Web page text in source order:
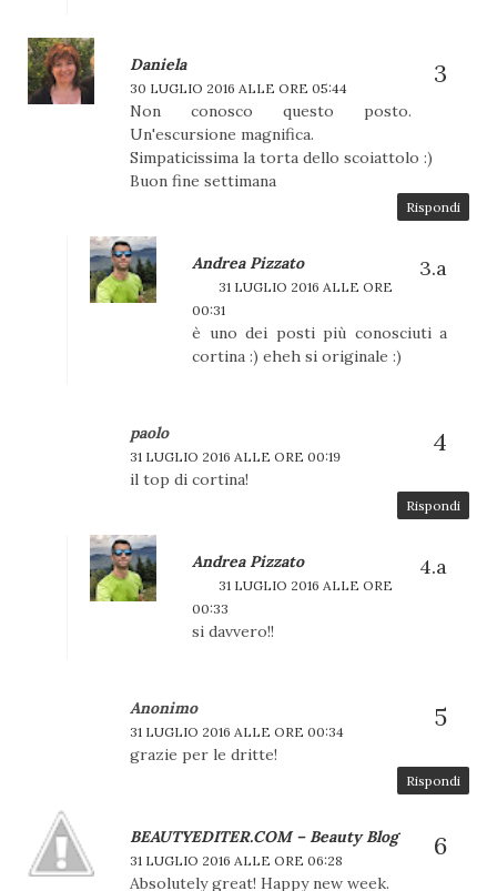
Daniela
30 LUGLIO 2016 ALLE ORE 05:44
Non conosco questo posto.
Un'escursione magnifica.
Simpaticissima la torta dello scoiattolo :)
Buon fine settimana
Rispondi
Andrea Pizzato
31 LUGLIO 2016 ALLE ORE
00:31
è uno dei posti più conosciuti a
cortina :) eheh si originale :)
paolo
31 LUGLIO 2016 ALLE ORE 00:19
il top di cortina!
Rispondi
Andrea Pizzato
31 LUGLIO 2016 ALLE ORE
00:33
si davvero!!
Anonimo
31 LUGLIO 2016 ALLE ORE 00:34
grazie per le dritte!
Rispondi
BEAUTYEDITER.COM – Beauty Blog
31 LUGLIO 2016 ALLE ORE 06:28
Absolutely great! Happy new week.